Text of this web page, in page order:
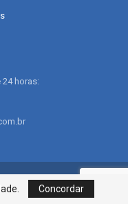
horas:
79.2106.8000 - CI
de Informações LTDA
Concordar